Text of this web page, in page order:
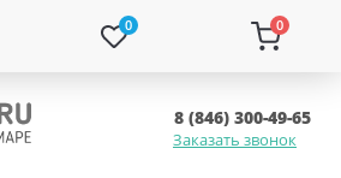
0 0
8 (846) 300-49-65
Заказать звонок